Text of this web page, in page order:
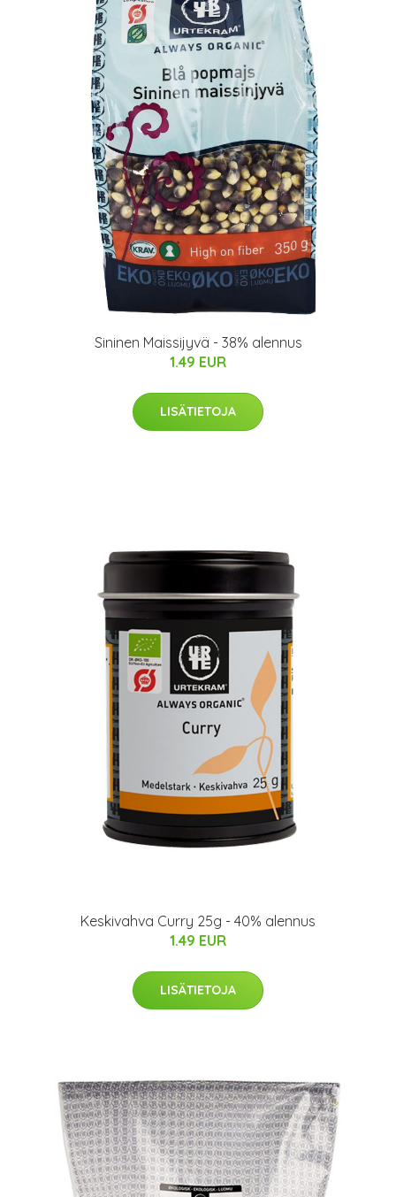
Sininen Maissijyvä - 38% alennus
1.49 EUR
LISÄTIETOJA
Keskivahva Curry 25g - 40% alennus
1.49 EUR
LISÄTIETOJA